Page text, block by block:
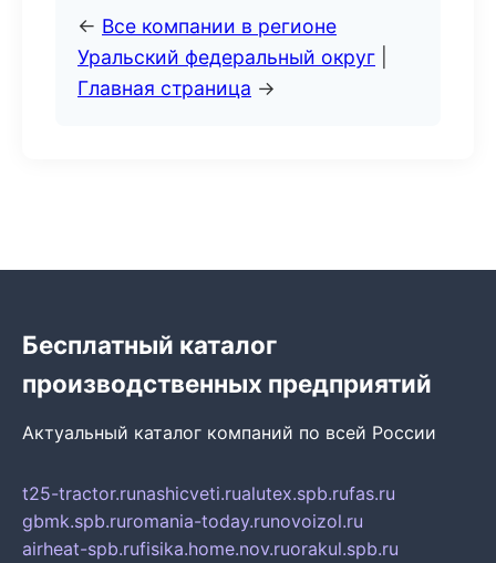
← Все компании в регионе
Уральский федеральный округ
Главная страница →
Бесплатный каталог
производственных предприятий
Актуальный каталог компаний по всей России
t25-tractor.runashicveti.rualutex.spb.rufas.ru
gbmk.spb.ruromania-today.runovoizol.ru
airheat-spb.rufisika.home.nov.ruorakul.spb.ru